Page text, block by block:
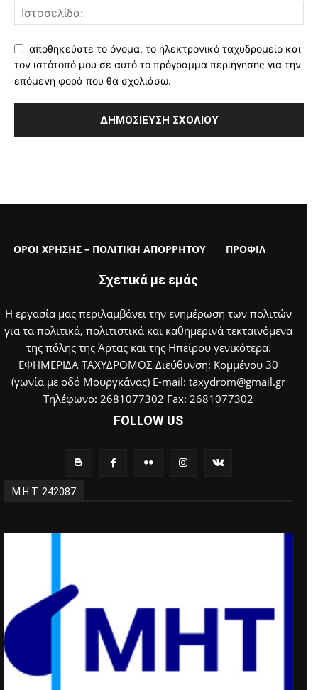
αποθηκεύστε το όνομα, το ηλεκτρονικό ταχυδρομείο και
τον ιστότοπό μου σε αυτό το πρόγραμμα περιήγησης για την
επόμενη φορά που θα σχολιάσω.
ΟΡΟΙ ΧΡΗΣΗΣ – ΠΟΛΙΤΙΚΗ ΑΠΟΡΡΗΤΟΥ ΠΡΟΦΙΛ
Σχετικά με εμάς
Η εργασία μας περιλαμβάνει την ενημέρωση των πολιτών
για τα πολιτικά, πολιτιστικά και καθημερινά τεκταινόμενα
της πόλης της Άρτας και της Ηπείρου γενικότερα.
ΕΦΗΜΕΡΙΔΑ ΤΑΧΥΔΡΟΜΟΣ Διεύθυνση: Κομμένου 30
(γωνία με οδό Μουργκάνας) E-mail: taxydrom@gmail.gr
Τηλέφωνο: 2681077302 Fax: 2681077302
FOLLOW US
Μ.Η.Τ. 242087